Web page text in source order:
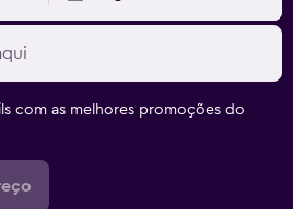
com as melhores promoções do